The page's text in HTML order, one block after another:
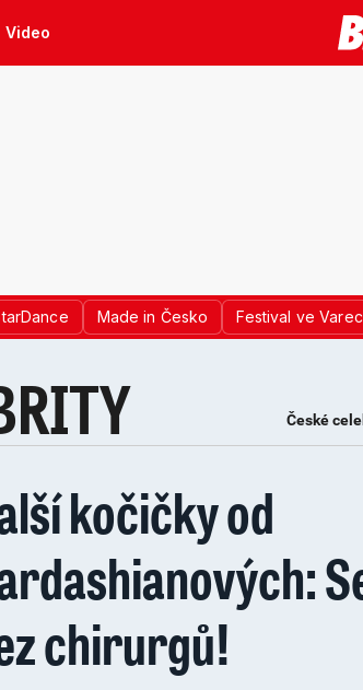
Video
Made in Česko Festival ve
České
kočičky od
chirurgů!